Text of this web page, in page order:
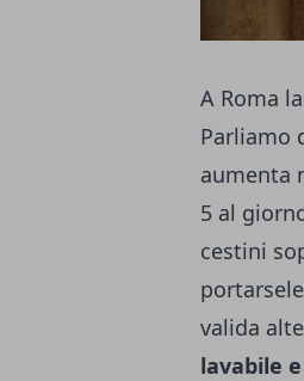
A Roma
Parliamo
aumenta
5 al
cestini
valida
lavabile